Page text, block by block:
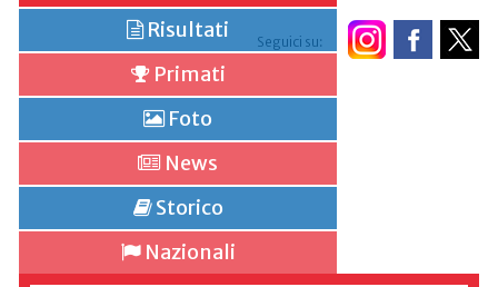
Seguici su:
Risultati
Primati
Foto
News
Storico
Nazionali